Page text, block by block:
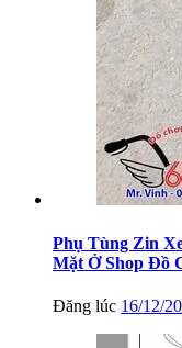
Phụ Tùng Zin
Mặt Ở Shop Đồ
Đăng lúc 16/12/